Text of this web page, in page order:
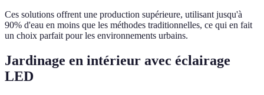
Ces solutions offrent une production supérieure, utilisant jusqu'à
90% d'eau en moins que les méthodes traditionnelles, ce qui en fait
un choix parfait pour les environnements urbains.
Jardinage en intérieur avec éclairage
LED